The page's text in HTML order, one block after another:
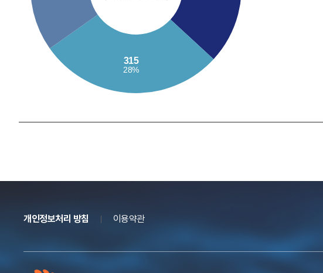
개인정보처리 방침 이용약관